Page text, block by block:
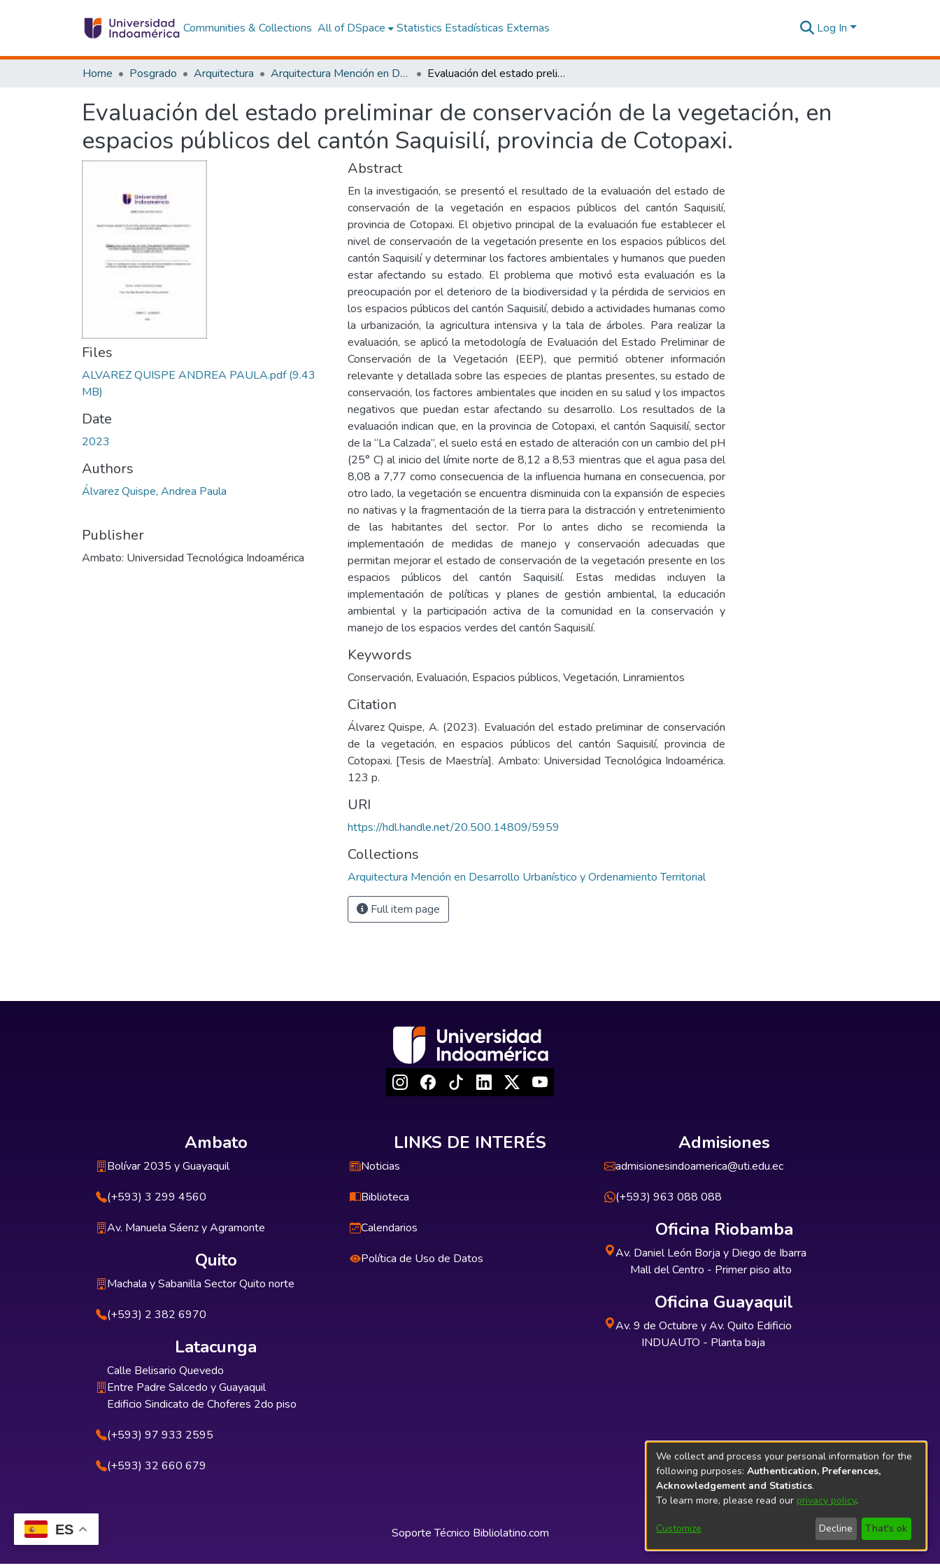
ES
Communities & Collections All of DSpace Statistics Estadísticas Externas Log In
Home Posgrado Arquitectura Arquitectura Mención en Desarrollo Urbanístico y Ordenamiento Territorial Evaluación del estado preliminar de conservación de la vegetación, en espacios públicos del cantón Saquisilí, provincia de Cotopaxi.
Evaluación del estado preliminar de conservación de la vegetación, en
espacios públicos del cantón Saquisilí, provincia de Cotopaxi.
Files
ALVAREZ QUISPE ANDREA PAULA.pdf(9.43
MB)
Date
2023
Authors
Álvarez Quispe, Andrea Paula
Publisher
Ambato: Universidad Tecnológica Indoamérica
Abstract
En la investigación, se presentó el resultado de la evaluación del estado de
conservación de la vegetación en espacios públicos del cantón Saquisilí,
provincia de Cotopaxi. El objetivo principal de la evaluación fue establecer el
nivel de conservación de la vegetación presente en los espacios públicos del
cantón Saquisilí y determinar los factores ambientales y humanos que pueden
estar afectando su estado. El problema que motivó esta evaluación es la
preocupación por el deterioro de la biodiversidad y la pérdida de servicios en
los espacios públicos del cantón Saquisilí, debido a actividades humanas como
la urbanización, la agricultura intensiva y la tala de árboles. Para realizar la
evaluación, se aplicó la metodología de Evaluación del Estado Preliminar de
Conservación de la Vegetación (EEP), que permitió obtener información
relevante y detallada sobre las especies de plantas presentes, su estado de
conservación, los factores ambientales que inciden en su salud y los impactos
negativos que puedan estar afectando su desarrollo. Los resultados de la
evaluación indican que, en la provincia de Cotopaxi, el cantón Saquisilí, sector
de la “La Calzada”, el suelo está en estado de alteración con un cambio del pH
(25° C) al inicio del límite norte de 8,12 a 8,53 mientras que el agua pasa del
8,08 a 7,77 como consecuencia de la influencia humana en consecuencia, por
otro lado, la vegetación se encuentra disminuida con la expansión de especies
no nativas y la fragmentación de la tierra para la distracción y entretenimiento
de las habitantes del sector. Por lo antes dicho se recomienda la
implementación de medidas de manejo y conservación adecuadas que
permitan mejorar el estado de conservación de la vegetación presente en los
espacios públicos del cantón Saquisilí. Estas medidas incluyen la
implementación de políticas y planes de gestión ambiental, la educación
ambiental y la participación activa de la comunidad en la conservación y
manejo de los espacios verdes del cantón Saquisilí.
Keywords
Conservación, Evaluación, Espacios públicos, Vegetación, Linramientos
Citation
Álvarez Quispe, A. (2023). Evaluación del estado preliminar de conservación
de la vegetación, en espacios públicos del cantón Saquisilí, provincia de
Cotopaxi. [Tesis de Maestría]. Ambato: Universidad Tecnológica Indoamérica.
123 p.
URI
https://hdl.handle.net/20.500.14809/5959
Collections
Arquitectura Mención en Desarrollo Urbanístico y Ordenamiento Territorial
Full item page
Ambato
Bolívar 2035 y Guayaquil
(+593) 3 299 4560
Av. Manuela Sáenz y Agramonte
Quito
Machala y Sabanilla Sector Quito norte
(+593) 2 382 6970
Latacunga
Calle Belisario Quevedo
Entre Padre Salcedo y Guayaquil
Edificio Sindicato de Choferes 2do piso
(+593) 97 933 2595
(+593) 32 660 679
LINKS DE INTERÉS
Noticias
Biblioteca
Calendarios
Política de Uso de Datos
Admisiones
admisionesindoamerica@uti.edu.ec
(+593) 963 088 088
Oficina Riobamba
Av. Daniel León Borja y Diego de Ibarra
Mall del Centro - Primer piso alto
Oficina Guayaquil
Av. 9 de Octubre y Av. Quito Edificio
INDUAUTO - Planta baja
Soporte Técnico Bibliolatino.com
We collect and process your personal information for the
following purposes: Authentication, Preferences,
Acknowledgement and Statistics.
To learn more, please read our privacy policy.
Customize Decline That's ok